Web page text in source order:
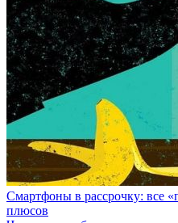
Смартфоны в рассрочку: все
плюсов